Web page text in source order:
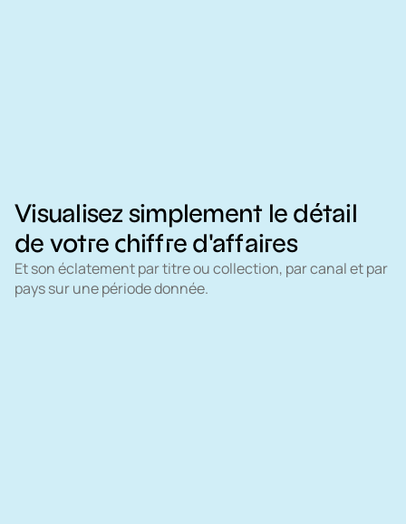
Visualisez simplement le détail
de votre chiffre d'affaires
Et son éclatement par titre ou collection, par canal et par
pays sur une période donnée.